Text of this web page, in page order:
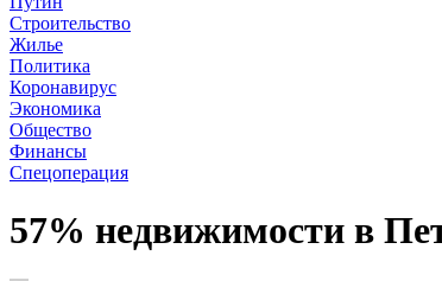
Строительство
Жилье
Политика
Коронавирус
Экономика
Общество
Финансы
Спецоперация
57% недвижимости в